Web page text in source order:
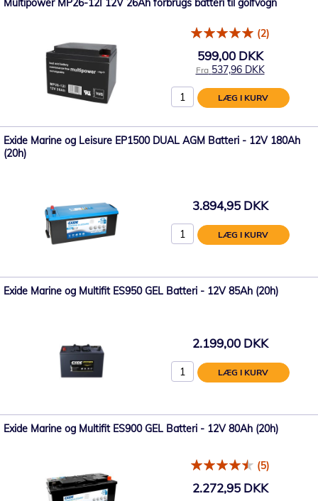
Multipower MP26-12I 12V 26Ah forbrugs batteri til golfvogn
(2)
599,00 DKK
Fra 537,96 DKK
LÆG I KURV
Exide Marine og Leisure EP1500 DUAL AGM Batteri - 12V 180Ah
(20h)
3.894,95 DKK
LÆG I KURV
Exide Marine og Multifit ES950 GEL Batteri - 12V 85Ah (20h)
2.199,00 DKK
LÆG I KURV
Exide Marine og Multifit ES900 GEL Batteri - 12V 80Ah (20h)
(5)
2.272,95 DKK